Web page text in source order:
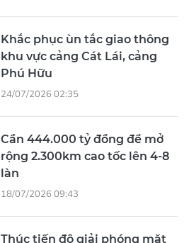
Khắc phục ùn tắc giao thông
khu vực cảng Cát Lái, cảng
Phú Hữu
24/07/2026 02:35
Cần 444.000 tỷ đồng để mở
rộng 2.300km cao tốc lên 4-8
làn
18/07/2026 09:43
Thúc tiến độ giải phóng mặt